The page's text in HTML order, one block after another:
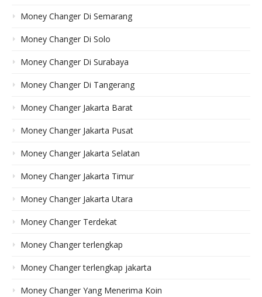
Money Changer Di Semarang
Money Changer Di Solo
Money Changer Di Surabaya
Money Changer Di Tangerang
Money Changer Jakarta Barat
Money Changer Jakarta Pusat
Money Changer Jakarta Selatan
Money Changer Jakarta Timur
Money Changer Jakarta Utara
Money Changer Terdekat
Money Changer terlengkap
Money Changer terlengkap jakarta
Money Changer Yang Menerima Koin